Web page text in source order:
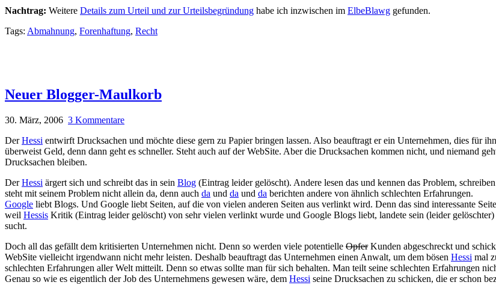
Nachtrag: Weitere Details zum Urteil und zur Urteilsbegründung habe ich inzwischen im ElbeBlawg gefunden.
Tags: Abmahnung, Forenhaftung, Recht
Neuer Blogger-Maulkorb
30. März, 2006 3 Kommentare
DerHessi entwirft Drucksachen und möchte diese gern zu Papier bringen lassen. Also beauftragt er ein Unternehmen, dies für
überweist Geld, denn dann geht es schneller. Steht auch auf der WebSite. Aber die Drucksachen kommen nicht, und niemand
Drucksachen bleiben.
DerHessi ärgert sich und schreibt das in sein Blog (Eintrag leider gelöscht). Andere lesen das und kennen das Problem,
steht mit seinem Problem nicht allein da, denn auch da und da und da berichten andere von ähnlich schlechten Erfahrungen.
Google liebt Blogs. Und Google liebt Seiten, auf die von vielen anderen Seiten aus verlinkt wird. Denn das sind interessante
weil Hessis Kritik (Eintrag leider gelöscht) von sehr vielen verlinkt wurde und Google Blogs liebt, landete sein (leider
sucht.
Doch all das gefällt dem kritisierten Unternehmen nicht. Denn so werden viele potentielle OpferKunden abgeschreckt und
WebSite vielleicht irgendwann nicht mehr leisten. Deshalb beauftragt das Unternehmen einen Anwalt, um dem bösen Hessi mal
schlechten Erfahrungen aller Welt mitteilt. Denn so etwas sollte man für sich behalten. Man teilt seine schlechten Erfahrungen
Genau so wie es eigentlich der Job des Unternehmens gewesen wäre, dem Hessi seine Drucksachen zu schicken, die er schon